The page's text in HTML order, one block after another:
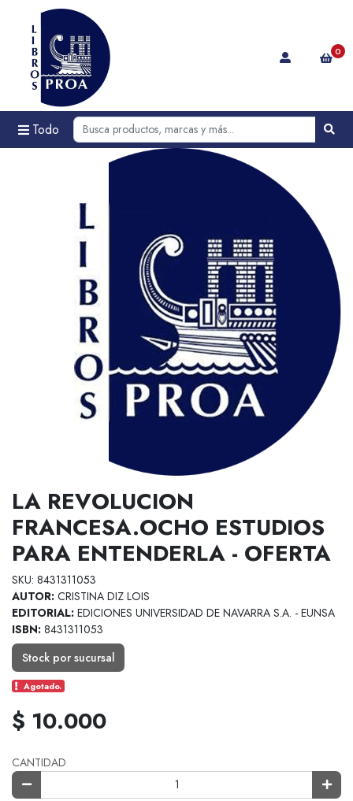
Todo
0
LA REVOLUCION
FRANCESA.OCHO ESTUDIOS
PARA ENTENDERLA - OFERTA
SKU: 8431311053
AUTOR: CRISTINA DIZ LOIS
EDITORIAL: EDICIONES UNIVERSIDAD DE NAVARRA S.A. - EUNSA
ISBN: 8431311053
Stock por sucursal
Agotado.
$ 10.000
CANTIDAD